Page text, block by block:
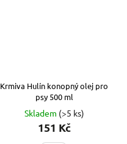
Krmiva Hulín konopný olej pro
psy 500 ml
Skladem (>5 ks)
151 Kč